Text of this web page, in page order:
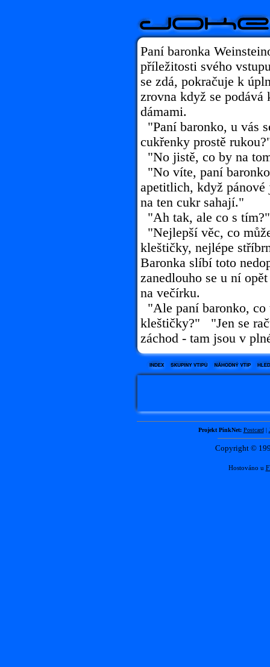
Paní baronka
příležitosti svého
se zdá, pokračuje k
zrovna když se
dámami.
"Paní baronko, u vás
cukřenky prostě
"No jistě, co by na
"No víte, paní
apetitlich, když pánové
na ten cukr sahají."
"Ah tak, ale co s tím?"
"Nejlepší věc, co
kleštičky, nejlépe
Baronka slíbí toto
zanedlouho se u ní
na večírku.
"Ale paní baronko,
kleštičky?" "Jen se
záchod - tam jsou v
Projekt PinkNet: Postcard|
Copyright ©
Hostováno u